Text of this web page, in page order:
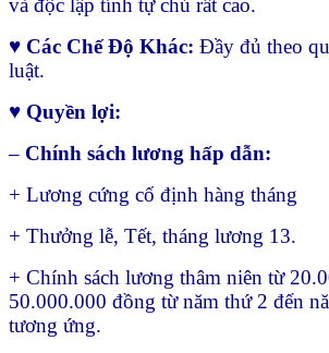
và độc lập tính tự chủ rất cao.
♥ Các Chế Độ Khác: Đầy đủ theo
luật.
♥ Quyền lợi:
– Chính sách lương hấp dẫn:
+ Lương cứng cố định hàng tháng
+ Thưởng lễ, Tết, tháng lương 13.
+ Chính sách lương thâm niên từ
50.000.000 đồng từ năm thứ 2 đến
tương ứng.